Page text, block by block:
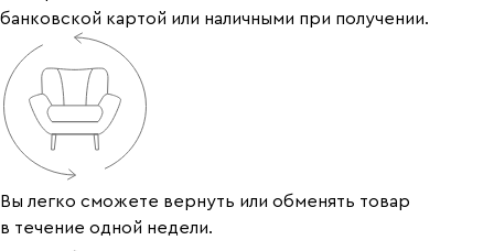
банковской картой или наличными при получении.
Вы легко сможете вернуть или обменять товар
в течение одной недели.